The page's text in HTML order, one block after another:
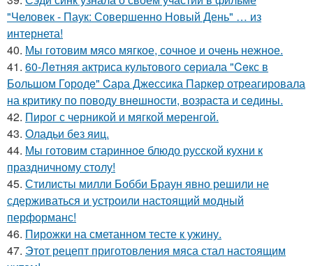
"Человек - Паук: Совершенно Новый День" … из
интернета!
40. Мы готовим мясо мягкое, сочное и очень нежное.
41. 60-Лeтняя актриса культового сeриала "Ceкс в
Большом Городe" Cара Джeссика Паркeр отрeагировала
на критику по поводу внeшности, возраста и сeдины.
42. Пирог с черникой и мягкой меренгой.
43. Оладьи без яиц.
44. Мы готовим старинное блюдо русской кухни к
праздничному столу!
45. Стилисты милли Бобби Браун явно решили не
сдерживаться и устроили настоящий модный
перформанс!
46. Пирожки на сметанном тесте к ужину.
47. Этот рецепт приготовления мяса стал настоящим